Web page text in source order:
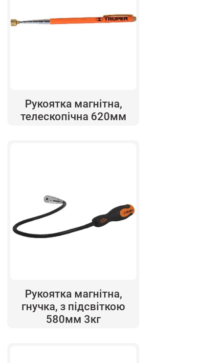
Рукоятка магнітна,
телескопічна 620мм
Рукоятка магнітна,
гнучка, з підсвіткою
580мм 3кг